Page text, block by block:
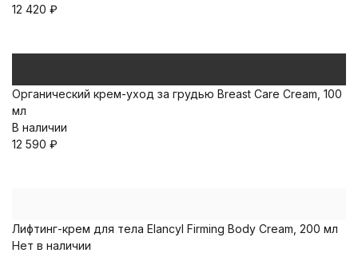
12 420 ₽
Органический крем-уход за грудью Breast Care Cream, 100
мл
В наличии
12 590 ₽
Лифтинг-крем для тела Elancyl Firming Body Cream, 200 мл
Нет в наличии